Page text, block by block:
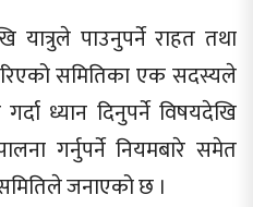
यात्रुले पाउनुपर्ने राहत तथा
समितिका एक सदस्यले
ध्यान दिनुपर्ने विषयदेखि
गर्नुपर्ने नियमबारे समेत
जनाएको छ ।